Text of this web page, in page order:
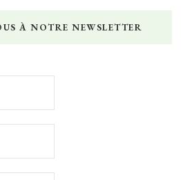
À NOTRE NEWSLETTER